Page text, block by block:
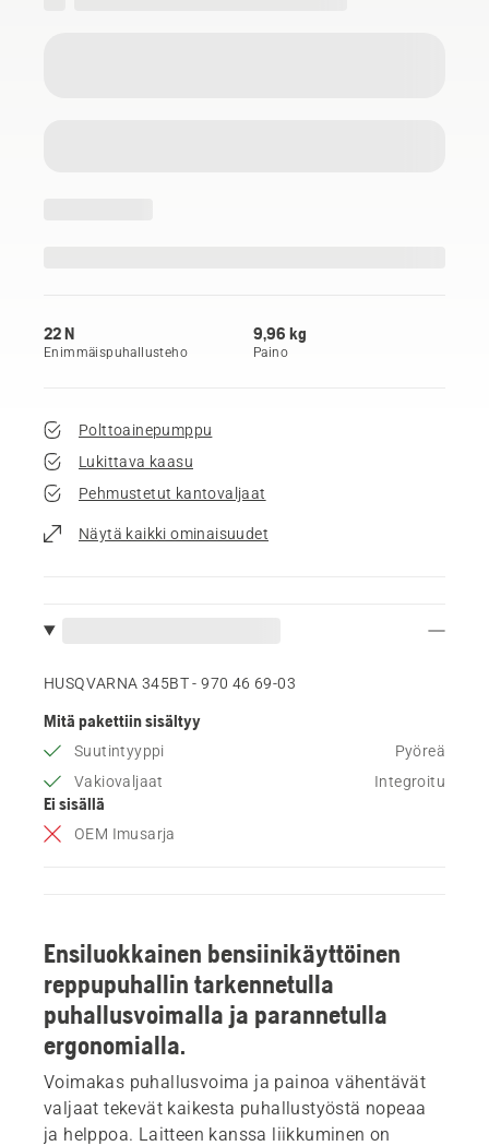
22 N
Enimmäispuhallusteho
9,96 kg
Paino
Polttoainepumppu
Lukittava kaasu
Pehmustetut kantovaljaat
Näytä kaikki ominaisuudet
HUSQVARNA 345BT - 970 46 69‑03
Mitä pakettiin sisältyy
Suutintyyppi
Pyöreä
Vakiovaljaat
Integroitu
Ei sisällä
OEM Imusarja
Ensiluokkainen bensiinikäyttöinen
reppupuhallin tarkennetulla
puhallusvoimalla ja parannetulla
ergonomialla.
Voimakas puhallusvoima ja painoa vähentävät
valjaat tekevät kaikesta puhallustyöstä nopeaa
ja helppoa. Laitteen kanssa liikkuminen on